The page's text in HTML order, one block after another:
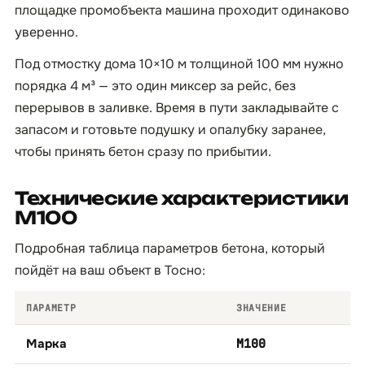
площадке промобъекта машина проходит одинаково
уверенно.
Под отмостку дома 10×10 м толщиной 100 мм нужно
порядка 4 м³ — это один миксер за рейс, без
перерывов в заливке. Время в пути закладывайте с
запасом и готовьте подушку и опалубку заранее,
чтобы принять бетон сразу по прибытии.
Технические характеристики
М100
Подробная таблица параметров бетона, который
пойдёт на ваш объект в Тосно:
ПАРАМЕТР ЗНАЧЕНИЕ
Марка М100